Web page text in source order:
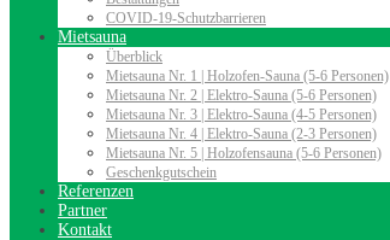
COVID-19-Schutzbarrieren
Mietsauna
Überblick
Mietsauna Nr. 1 | Holzofen-Sauna (5-6 Personen)
Mietsauna Nr. 2 | Elektro-Sauna (5-6 Personen)
Mietsauna Nr. 3 | Elektro-Sauna (4-5 Personen)
Mietsauna Nr. 4 | Elektro-Sauna (2-3 Personen)
Mietsauna Nr. 5 | Holzofensauna (5-6 Personen)
Geschenkgutschein
Referenzen
Partner
Kontakt